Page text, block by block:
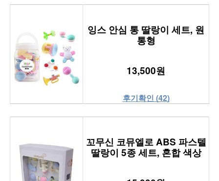
잉스 안심 통 딸랑이 세트, 원
통형
13,500원
후기확인 (42)
꼬무신 코뮤엘로 ABS 파스텔
딸랑이 5종 세트, 혼합 색상